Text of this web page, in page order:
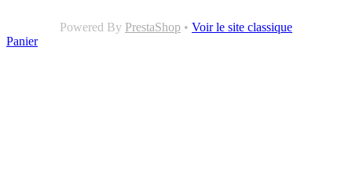
Powered By PrestaShop • Voir le site classique
Panier